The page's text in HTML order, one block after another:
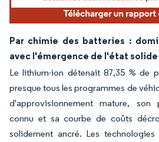
Par chimie des batteries :
avec l'émergence de l'état solide
Le lithium-ion détenait 87,35 % de
presque tous les programmes de
d'approvisionnement mature,
connu et sa courbe de coûts
solidement ancré. Les